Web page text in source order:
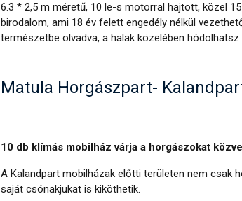
6.3 * 2,5 m méretű, 10 le-s motorral hajtott, közel
birodalom, ami 18 év felett engedély nélkül
természetbe olvadva, a halak közelében hódolhatsz
Matula Horgászpart-
10 db klímás mobilház várja a horgászokat
A Kalandpart mobilházak előtti területen nem csak
saját csónakjukat is kiköthetik.